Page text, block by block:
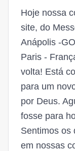
Hoje nossa
site, do
Anápolis -
Paris -
volta! Está
para um
por Deus.
fosse para
Sentimos os
em nossas